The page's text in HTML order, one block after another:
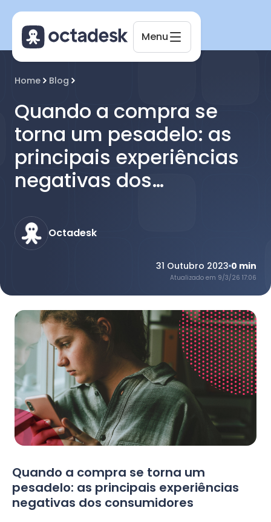
Menu
Home Blog
Quando a compra se
torna um pesadelo: as
principais experiências
negativas dos
Octadesk
31 Outubro 2023 0 min
Atualizado em 9/3/26 17:06
Quando a compra se torna um
pesadelo: as principais experiências
negativas dos consumidores
Octadesk
Online agora